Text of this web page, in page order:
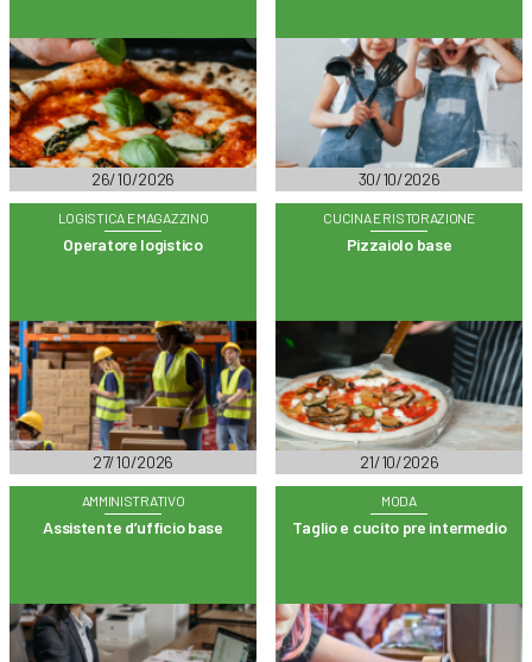
26/10/2026 30/10/2026
LOGISTICA E MAGAZZINO
Operatore logistico
27/10/2026
CUCINA E RISTORAZIONE
Pizzaiolo base
21/10/2026
AMMINISTRATIVO
Assistente d’ufficio base
MODA
Taglio e cucito pre intermedio